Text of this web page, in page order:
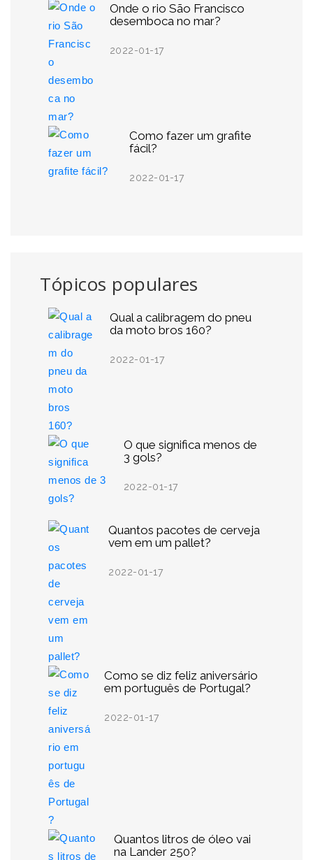
Onde o rio São Francisco
desemboca no mar?
2022-01-17
Como fazer um grafite
fácil?
2022-01-17
Tópicos populares
Qual a calibragem do pneu
da moto bros 160?
2022-01-17
O que significa menos de
3 gols?
2022-01-17
Quantos pacotes de cerveja
vem em um pallet?
2022-01-17
Como se diz feliz aniversário
em português de Portugal?
2022-01-17
Quantos litros de óleo vai
na Lander 250?